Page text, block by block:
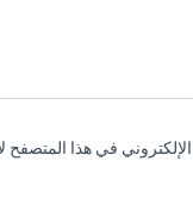
في هذا المتصفح